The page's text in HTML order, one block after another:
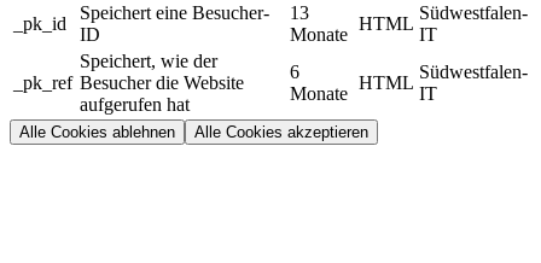
_pk_id
Speichert eine Besucher-
ID
13
Monate
HTML
Südwestfalen-
IT
_pk_ref
Speichert, wie der
Besucher die Website
aufgerufen hat
6
Monate
HTML
Südwestfalen-
IT
Alle Cookies ablehnen Alle Cookies akzeptieren